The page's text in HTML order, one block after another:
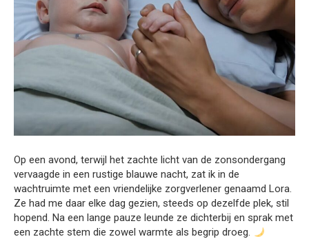
Op een avond, terwijl het zachte licht van de zonsondergang
vervaagde in een rustige blauwe nacht, zat ik in de
wachtruimte met een vriendelijke zorgverlener genaamd Lora.
Ze had me daar elke dag gezien, steeds op dezelfde plek, stil
hopend. Na een lange pauze leunde ze dichterbij en sprak met
een zachte stem die zowel warmte als begrip droeg.